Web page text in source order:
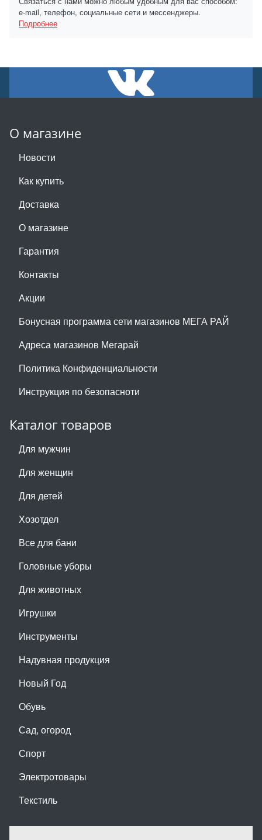
e-mail, телефон, социальные сети и мессенджеры.
Подробнее
О магазине
Новости
Как купить
Доставка
О магазине
Гарантия
Контакты
Акции
Бонусная программа сети магазинов МЕГА РАЙ
Адреса магазинов Мегарай
Политика Конфиденциальности
Инструкция по безопасноти
Каталог товаров
Для мужчин
Для женщин
Для детей
Хозотдел
Все для бани
Головные уборы
Для животных
Игрушки
Инструменты
Надувная продукция
Новый Год
Обувь
Сад, огород
Спорт
Электротовары
Текстиль